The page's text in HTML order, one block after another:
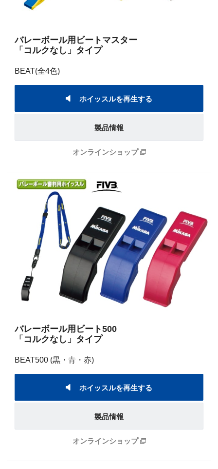
バレーボール用ビートマスター
「コルクなし」タイプ
BEAT(全4色)
ホイッスルを再生する
製品情報
オンラインショップ
バレーボール用ビート500
「コルクなし」タイプ
BEAT500 (黒・青・赤)
ホイッスルを再生する
製品情報
オンラインショップ